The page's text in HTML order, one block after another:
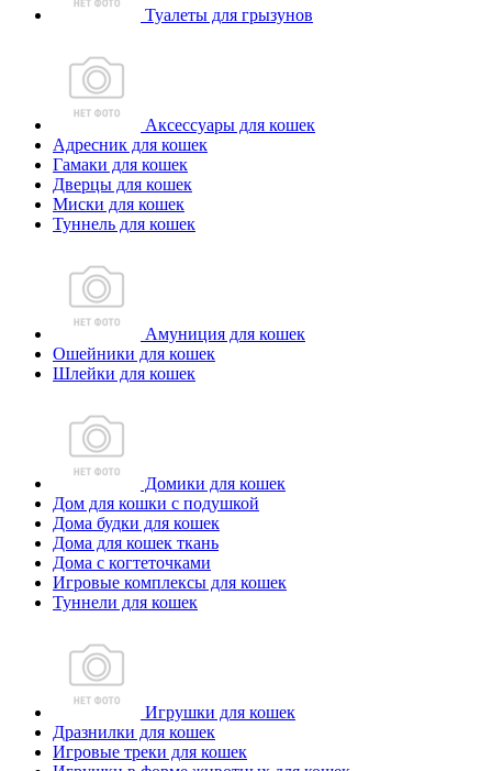
Туалеты для грызунов
Аксессуары для кошек
Адресник для кошек
Гамаки для кошек
Дверцы для кошек
Миски для кошек
Туннель для кошек
Амуниция для кошек
Ошейники для кошек
Шлейки для кошек
Домики для кошек
Дом для кошки с подушкой
Дома будки для кошек
Дома для кошек ткань
Дома с когтеточками
Игровые комплексы для кошек
Туннели для кошек
Игрушки для кошек
Дразнилки для кошек
Игровые треки для кошек